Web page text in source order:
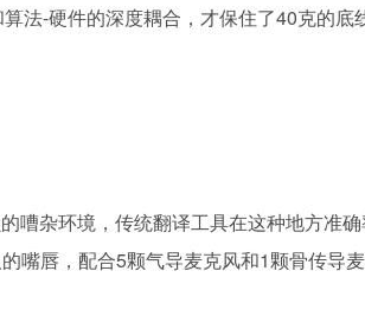
法-硬件的深度耦合，才保住了40克的底
嘈杂环境，传统翻译工具在这种地方准
嘴唇，配合5颗气导麦克风和1颗骨传导